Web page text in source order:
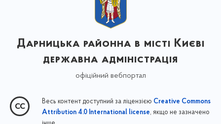
Дарницька районна в місті Києві
державна адміністрація
офіційний вебпортал
Весь контент доступний за ліцензією Creative Commons
Attribution 4.0 International license, якщо не зазначено